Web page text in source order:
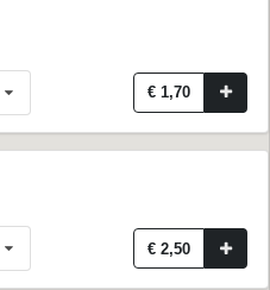
€ 1,70
€ 2,50